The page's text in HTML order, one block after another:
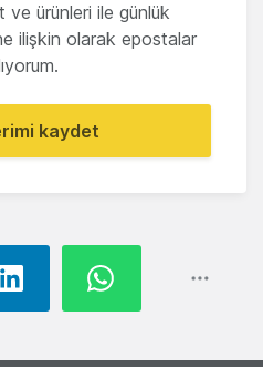
ürünleri ile günlük
ilişkin olarak epostalar
kaydet